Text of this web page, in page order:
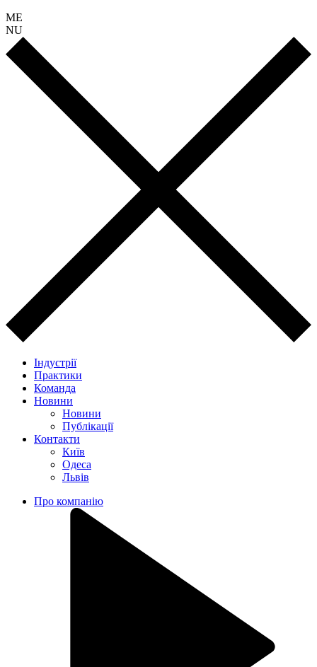
ME
NU
Індустрії
Практики
Команда
Новини
Новини
Публікації
Контакти
Київ
Одеса
Львів
Про компанію